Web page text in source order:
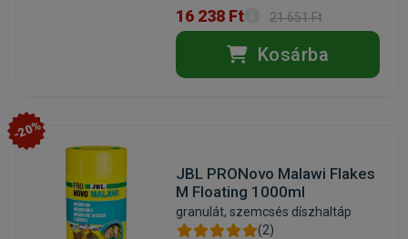
16 238 Ft 21 651 Ft
Kosárba
-20%
JBL PRONovo Malawi Flakes
M Floating 1000ml
granulát, szemcsés díszhaltáp
(2)